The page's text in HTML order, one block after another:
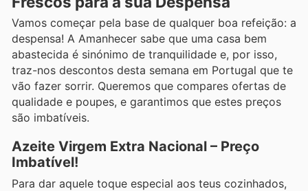
Vamos começar pela base de qualquer boa refeição: a
despensa! A Amanhecer sabe que uma casa bem
abastecida é sinónimo de tranquilidade e, por isso,
traz-nos descontos desta semana em Portugal que te
vão fazer sorrir. Queremos que compares ofertas de
qualidade e poupes, e garantimos que estes preços
são imbatíveis.
Azeite Virgem Extra Nacional – Preço
Imbatível!
Para dar aquele toque especial aos teus cozinhados,